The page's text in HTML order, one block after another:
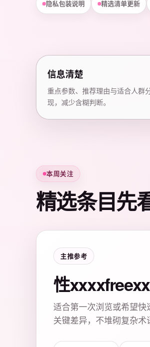
隐私包装说明 精选清单更新
信息清楚
重点参数、推荐理由与适合人群
现，减少含糊判断。
本周关注
精选条目先
主推参考
性
适合第一次浏览或希望
关键差异，不堆砌复杂术